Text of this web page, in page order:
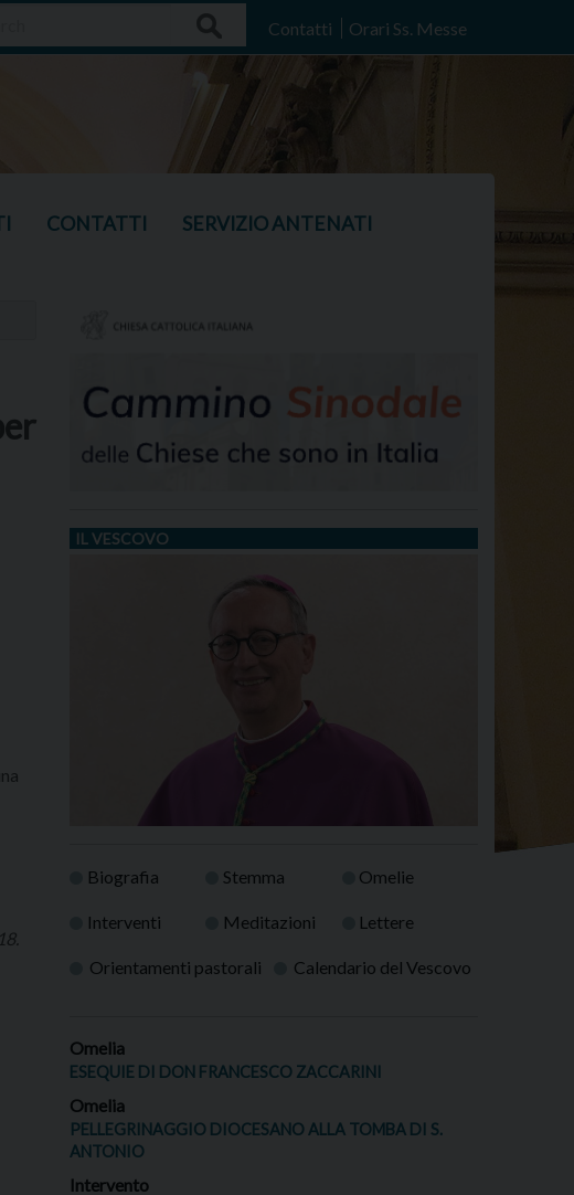
Contatti Orari Ss. Messe
CONTATTI SERVIZIO ANTENATI
IL VESCOVO
Biografia Stemma Omelie
Interventi Meditazioni Lettere
Orientamenti pastorali Calendario del Vescovo
Omelia
ESEQUIE DI DON FRANCESCO ZACCARINI
Omelia
PELLEGRINAGGIO DIOCESANO ALLA TOMBA DI S.
ANTONIO
Intervento